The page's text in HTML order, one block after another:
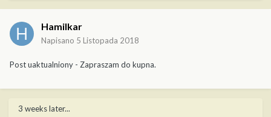
Hamilkar
Napisano 5 Listopada 2018
Post uaktualniony - Zapraszam do kupna.
3 weeks later...